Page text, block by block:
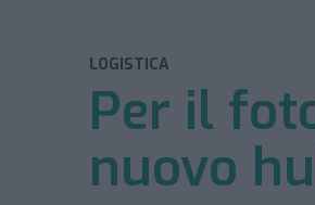
LOGISTICA
Per il
nuovo